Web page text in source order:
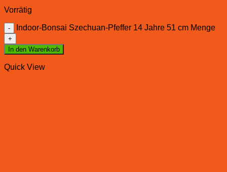
Vorrätig
Indoor-Bonsai Szechuan-Pfeffer 14 Jahre 51 cm Menge
In den Warenkorb
Quick View